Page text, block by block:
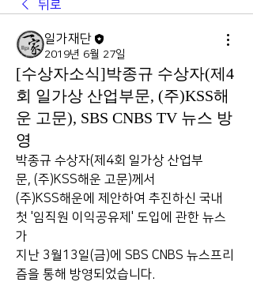
뒤로
일가재단
2019년 6월 27일
[수상자소식]박종규 수상자(제4
회 일가상 산업부문, (주)KSS해
운 고문), SBS CNBS TV 뉴스 방
영
박종규 수상자(제4회 일가상 산업부
문, (주)KSS해운 고문)께서
(주)KSS해운에 제안하여 추진하신 국내
첫 '임직원 이익공유제' 도입에 관한 뉴스
가
지난 3월13일(금)에 SBS CNBS 뉴스프리
즘을 통해 방영되었습니다.